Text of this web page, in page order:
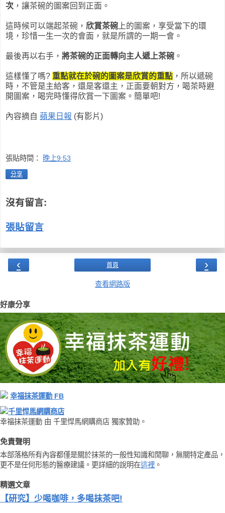
次 ，讓茶碗的圖案回到正面。
這時候可以端起茶碗， 欣賞茶碗 上的圖案，享受當下的環
境，珍惜一生一次的會面，就是所謂的一期一會。
最後再以右手， 將茶碗的正面轉向主人遞上茶碗 。
這樣懂了嗎? 重點就在於碗的圖案是欣賞的重點 ，所以遞碗
時，不管是主給客，還是客還主，正面要朝對方，喝茶時避
開圖案，喝完時懂得欣賞一下圖案。簡單吧!
內容摘自 蘋果日報 (有影片)
張貼時間： 晚上9:53
分享
沒有留言:
張貼留言
‹ ›
首頁
查看網路版
好康分享
幸福抹茶運動 FB
千里悍馬網購商店
幸福抹茶運動 由 千里悍馬網購商店 獨家贊助。
免責聲明
本部落格所有內容都僅是關於抹茶的一般性知識和閒聊，無關特定產品，
更不是任何形態的醫療建議。更詳細的說明在這裡 。
精選文章
【研究】少喝咖啡，多喝抹茶吧!